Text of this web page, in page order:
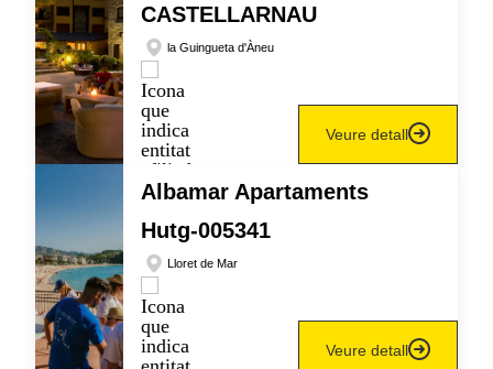
CASTELLARNAU
la Guingueta d'Àneu
Veure detall
Albamar Apartaments
Hutg-005341
Lloret de Mar
Veure detall